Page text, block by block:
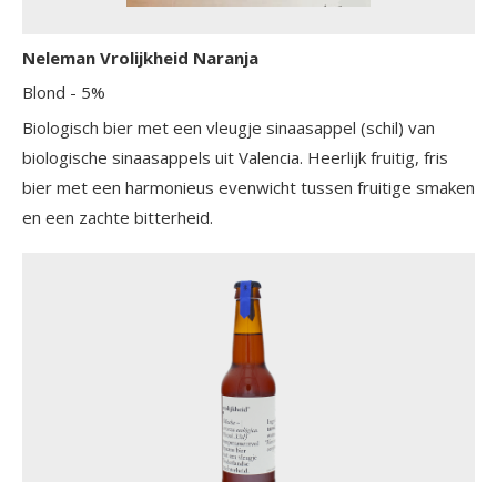
Neleman Vrolijkheid Naranja
Blond - 5%
Biologisch bier met een vleugje sinaasappel (schil) van
biologische sinaasappels uit Valencia. Heerlijk fruitig, fris
bier met een harmonieus evenwicht tussen fruitige smaken
en een zachte bitterheid.